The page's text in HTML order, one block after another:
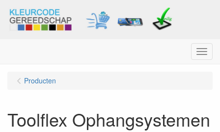
Menu
Producten
Toolflex Ophangsystemen